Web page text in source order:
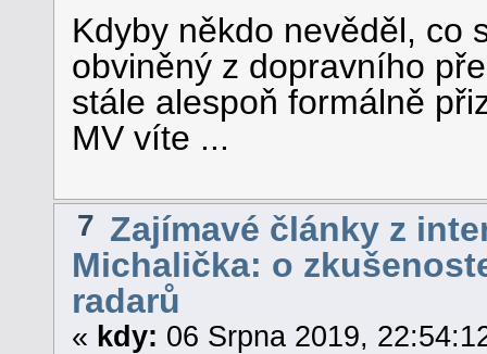
Kdyby někdo nevěděl, co
obviněný z dopravního
stále alespoň formálně
MV víte ...
7 Zajímavé články z
Michalička: o
radarů
« kdy: 06 Srpna 2019,